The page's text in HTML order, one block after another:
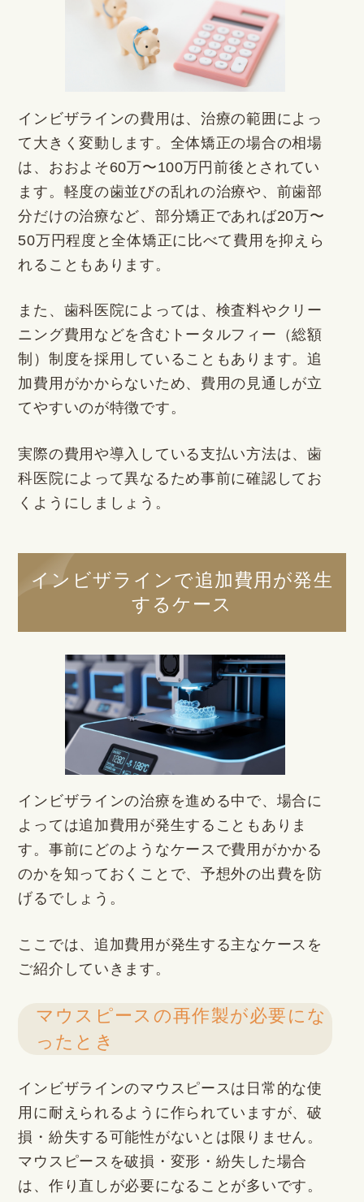
インビザラインの費用は、治療の範囲によっ
て大きく変動します。全体矯正の場合の相場
は、おおよそ60万〜100万円前後とされてい
ます。軽度の歯並びの乱れの治療や、前歯部
分だけの治療など、部分矯正であれば20万〜
50万円程度と全体矯正に比べて費用を抑えら
れることもあります。
また、歯科医院によっては、検査料やクリー
ニング費用などを含むトータルフィー（総額
制）制度を採用していることもあります。追
加費用がかからないため、費用の見通しが立
てやすいのが特徴です。
実際の費用や導入している支払い方法は、歯
科医院によって異なるため事前に確認してお
くようにしましょう。
インビザラインで追加費用が発生
するケース
インビザラインの治療を進める中で、場合に
よっては追加費用が発生することもありま
す。事前にどのようなケースで費用がかかる
のかを知っておくことで、予想外の出費を防
げるでしょう。
ここでは、追加費用が発生する主なケースを
ご紹介していきます。
マウスピースの再作製が必要にな
ったとき
インビザラインのマウスピースは日常的な使
用に耐えられるように作られていますが、破
損・紛失する可能性がないとは限りません。
マウスピースを破損・変形・紛失した場合
は、作り直しが必要になることが多いです。